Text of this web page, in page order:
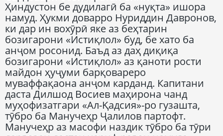
Ҳиндустон бе дудилагӣ ба «нуқта» ишора
намуд. Ҳукми доварро Нуриддин Давронов,
ки дар ин вохӯрӣ яке аз беҳтарин
бозигарони «Истиқлол» буд, бе хато ба
анҷом росонид. Баъд аз даҳ диқиқа
бозигарони «Истиқлол» аз қаноти рости
майдон ҳуҷуми барқовареро
муваффақаона анҷом карданд. Капитани
даста Дилшод Восиев маҳирона чанд
муҳофизатгари «Ал-Қадсия»-ро гузашта,
тӯбро ба Манучеҳр Ҷалилов партофт.
Манучеҳр аз масофи наздик тӯбро ба тӯри